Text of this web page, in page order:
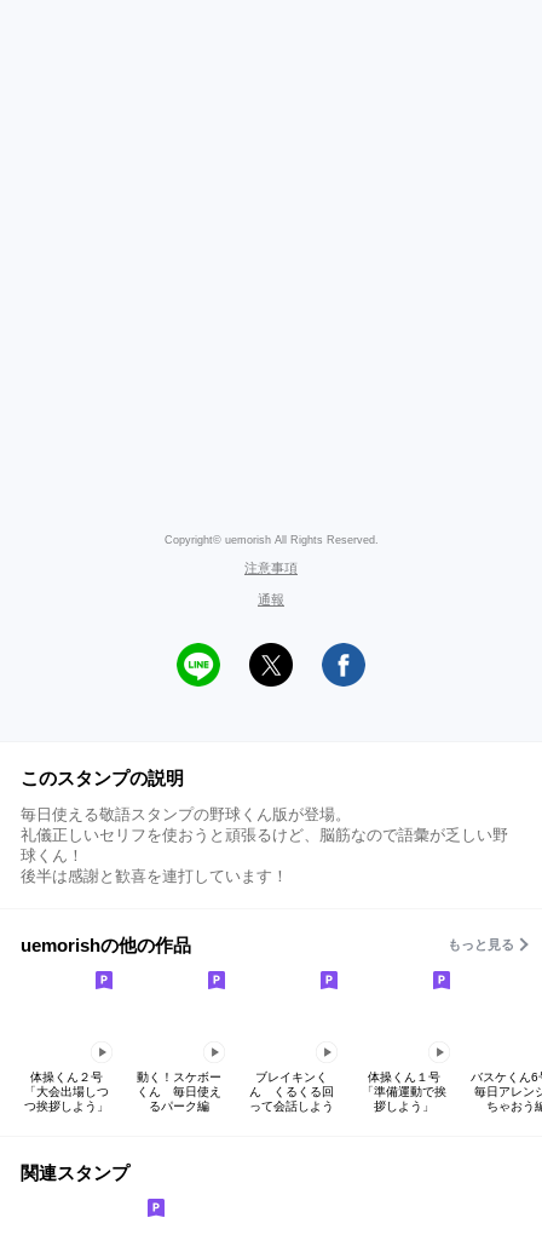
Copyright© uemorish All Rights Reserved.
注意事項
通報
このスタンプの説明
毎日使える敬語スタンプの野球くん版が登場。
礼儀正しいセリフを使おうと頑張るけど、脳筋なので語彙が乏しい野
球くん！
後半は感謝と歓喜を連打しています！
uemorishの他の作品 もっと見る
体操くん２号
「大会出場しつ
つ挨拶しよう」
動く！スケボー
くん 毎日使え
るパーク編
ブレイキンく
ん くるくる回
って会話しよう
体操くん１号
「準備運動で挨
拶しよう」
バスケく
毎日アレン
ちゃおう
関連スタンプ